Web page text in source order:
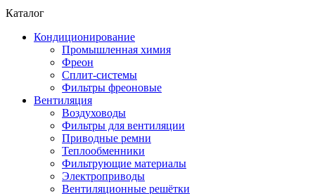
Каталог
Кондиционирование
Промышленная химия
Фреон
Сплит-системы
Фильтры фреоновые
Вентиляция
Воздуховоды
Фильтры для вентиляции
Приводные ремни
Теплообменники
Фильтрующие материалы
Электроприводы
Вентиляционные решётки